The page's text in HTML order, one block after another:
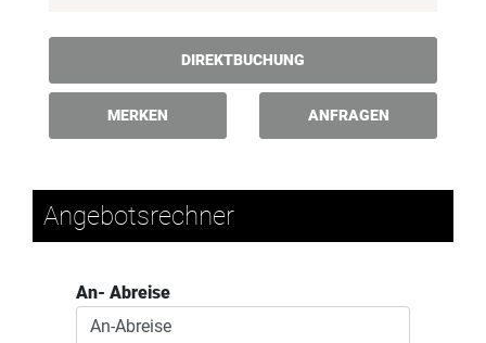
DIREKTBUCHUNG
MERKEN ANFRAGEN
Angebotsrechner
An- Abreise